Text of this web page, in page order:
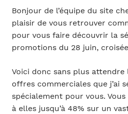
Bonjour de l’équipe du site
plaisir de vous retrouver
pour vous faire découvrir la
promotions du 28 juin,
Voici donc sans plus attendre
offres commerciales que j’ai
spécialement pour vous.
à elles jusqu’à 48% sur un